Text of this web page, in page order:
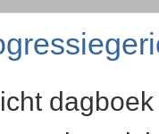
dagboek